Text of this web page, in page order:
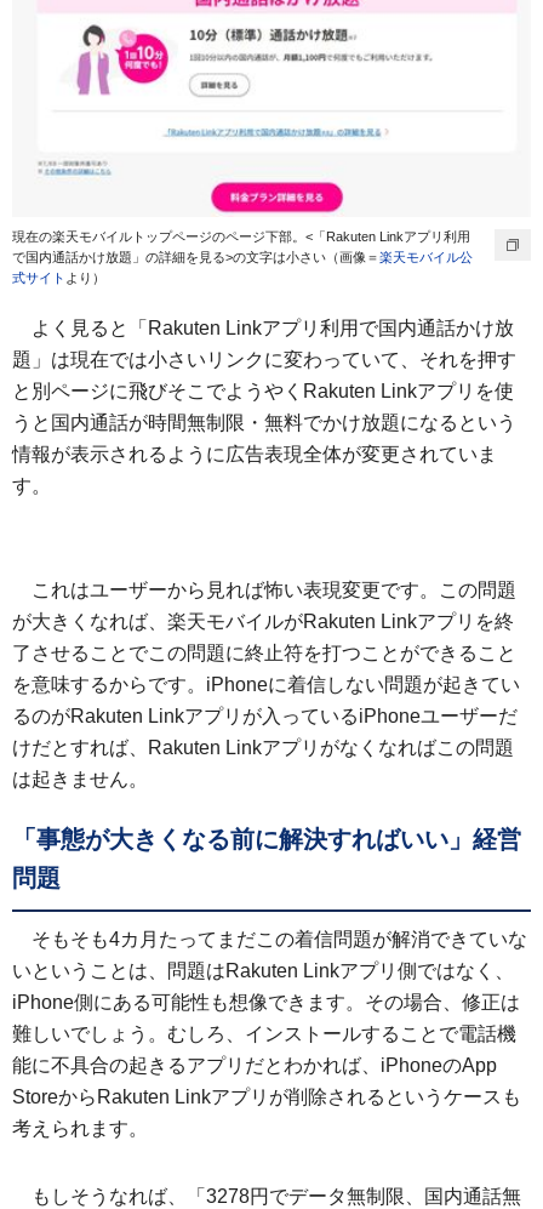
現在の楽天モバイルトップページのページ下部。<「Rakuten Linkアプリ利用
で国内通話かけ放題」の詳細を見る>の文字は小さい（画像＝楽天モバイル公
式サイト より）
よく見ると「Rakuten Linkアプリ利用で国内通話かけ放
題」は現在では小さいリンクに変わっていて、それを押す
と別ページに飛びそこでようやくRakuten Linkアプリを使
うと国内通話が時間無制限・無料でかけ放題になるという
情報が表示されるように広告表現全体が変更されていま
す。
これはユーザーから見れば怖い表現変更です。この問題
が大きくなれば、楽天モバイルがRakuten Linkアプリを終
了させることでこの問題に終止符を打つことができること
を意味するからです。iPhoneに着信しない問題が起きてい
るのがRakuten Linkアプリが入っているiPhoneユーザーだ
けだとすれば、Rakuten Linkアプリがなくなればこの問題
は起きません。
「事態が大きくなる前に解決すればいい」経営
問題
そもそも4カ月たってまだこの着信問題が解消できていな
いということは、問題はRakuten Linkアプリ側ではなく、
iPhone側にある可能性も想像できます。その場合、修正は
難しいでしょう。むしろ、インストールすることで電話機
能に不具合の起きるアプリだとわかれば、iPhoneのApp
StoreからRakuten Linkアプリが削除されるというケースも
考えられます。
もしそうなれば、「3278円でデータ無制限、国内通話無